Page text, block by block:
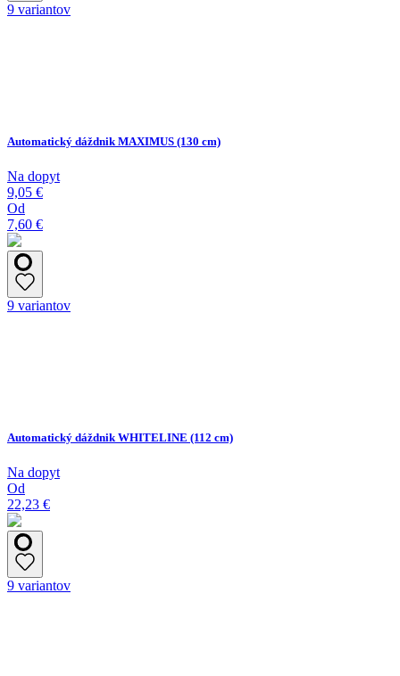
9 variantov
Automatický dáždnik MAXIMUS (130 cm)
Na dopyt
9,05 €
Od
7,60 €
9 variantov
Automatický dáždnik WHITELINE (112 cm)
Na dopyt
Od
22,23 €
9 variantov